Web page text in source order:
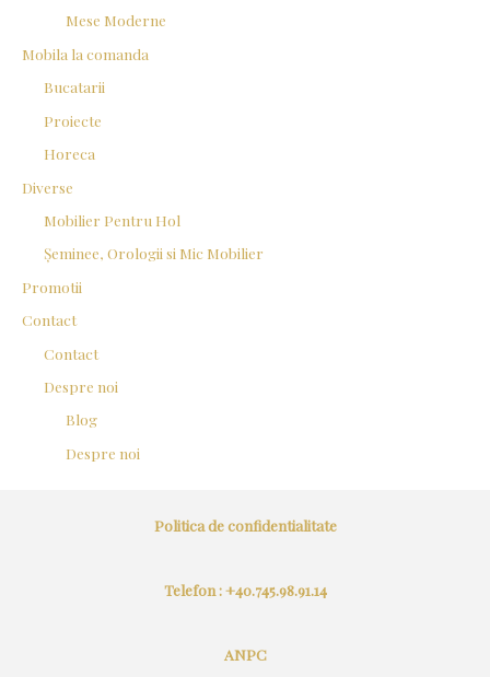
Mese Moderne
Mobila la comanda
Bucatarii
Proiecte
Horeca
Diverse
Mobilier Pentru Hol
Șeminee, Orologii si Mic Mobilier
Promotii
Contact
Contact
Despre noi
Blog
Despre noi
Politica de confidentialitate
Telefon : +40.745.98.91.14
ANPC